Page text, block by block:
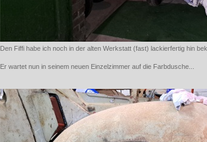
Den Fiffi habe ich noch in der alten Werkstatt (fast) lackierfertig hin
Er wartet nun in seinem neuen Einzelzimmer auf die Farbdusche...